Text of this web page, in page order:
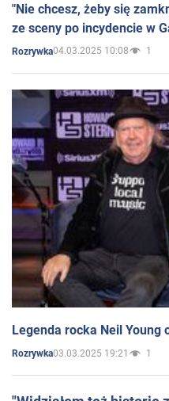
"Nie chcesz, żeby się
ze sceny po incydencie w
Rozrywka04.03.2025 10:08 1
Legenda rocka Neil Young
Rozrywka03.03.2025 19:21 1